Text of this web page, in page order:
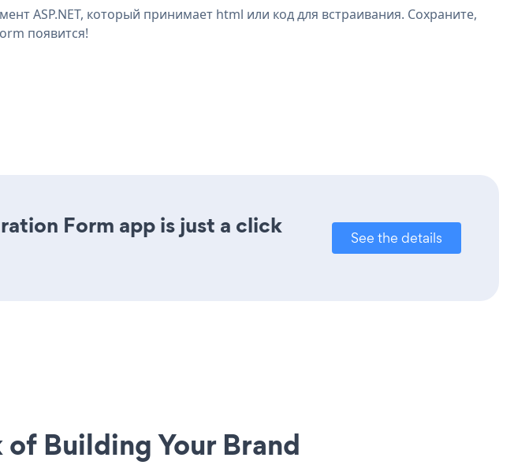
ASP.NET, который принимает html или код для встраивания. Сохраните,
появится!
Form app is just a click
See the details
Building Your Brand